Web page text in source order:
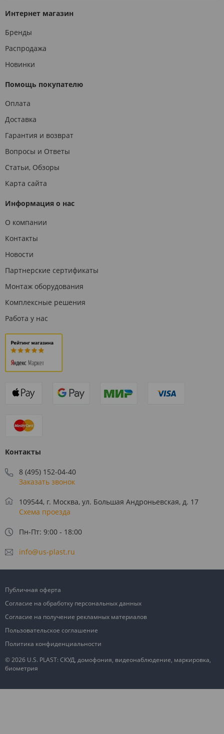
Интернет магазин
Бренды
Распродажа
Новинки
Помощь покупателю
Оплата
Доставка
Гарантия и возврат
Вопросы и Ответы
Статьи, Обзоры
Карта сайта
Информация о нас
О компании
Контакты
Новости
Партнерские сертификаты
Монтаж оборудования
Комплексные решения
Работа у нас
Контакты
8 (495) 152-04-40
Заказать звонок
109544, г. Москва, ул. Большая Андроньевская, д. 17
Схема проезда
Пн-Пт: 9:00 - 18:00
info@us-plast.ru
© 2026 U.S. PLAST: СКУД, домофония, видеонаблюдение, маркировка,
биометрия
Публичная оферта
Согласие на обработку персональных данных
Согласие на получение рекламных материалов
Пользовательское соглашение
Политика конфиденциальности